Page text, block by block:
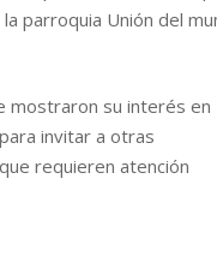
parroquia Unión del
mostraron su interés en
invitar a otras
requieren atención